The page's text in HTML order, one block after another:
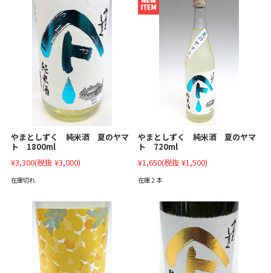
やまとしずく 純米酒 夏のヤマ
ト 1800ml
¥3,300(税抜 ¥3,000)
在庫切れ
やまとしずく 純米酒 夏のヤマ
ト 720ml
¥1,650(税抜 ¥1,500)
在庫 2 本